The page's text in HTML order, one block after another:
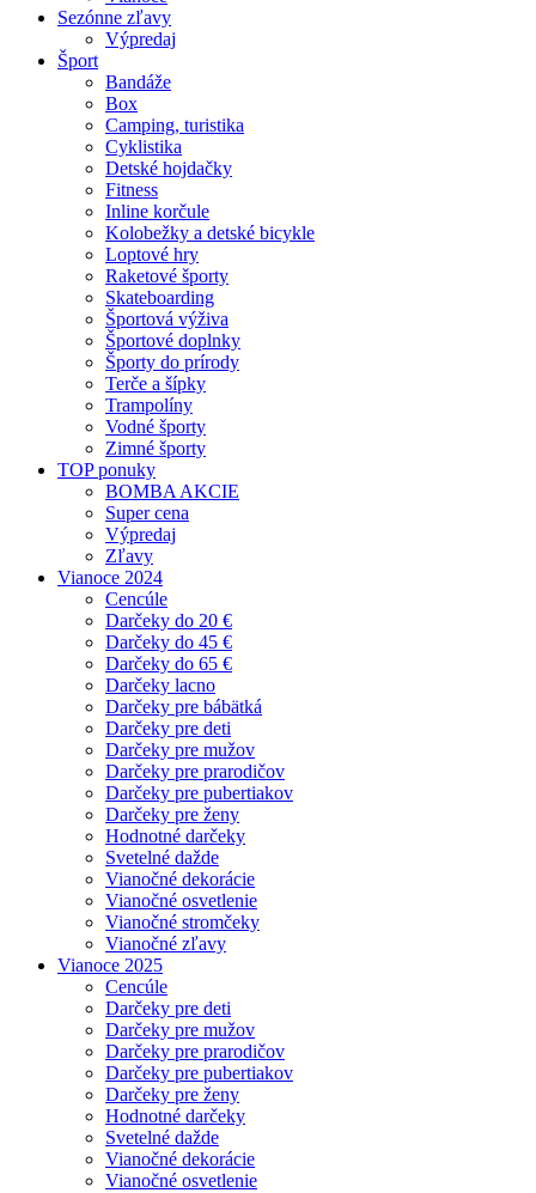
Sezónne zľavy
Výpredaj
Šport
Bandáže
Box
Camping, turistika
Cyklistika
Detské hojdačky
Fitness
Inline korčule
Kolobežky a detské bicykle
Loptové hry
Raketové športy
Skateboarding
Športová výživa
Športové doplnky
Športy do prírody
Terče a šípky
Trampolíny
Vodné športy
Zimné športy
TOP ponuky
BOMBA AKCIE
Super cena
Výpredaj
Zľavy
Vianoce 2024
Cencúle
Darčeky do 20 €
Darčeky do 45 €
Darčeky do 65 €
Darčeky lacno
Darčeky pre bábätká
Darčeky pre deti
Darčeky pre mužov
Darčeky pre prarodičov
Darčeky pre pubertiakov
Darčeky pre ženy
Hodnotné darčeky
Svetelné dažde
Vianočné dekorácie
Vianočné osvetlenie
Vianočné stromčeky
Vianočné zľavy
Vianoce 2025
Cencúle
Darčeky pre deti
Darčeky pre mužov
Darčeky pre prarodičov
Darčeky pre pubertiakov
Darčeky pre ženy
Hodnotné darčeky
Svetelné dažde
Vianočné dekorácie
Vianočné osvetlenie